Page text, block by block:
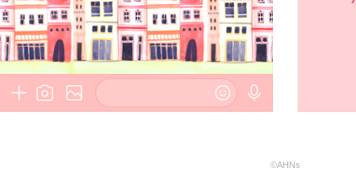
©AHNs